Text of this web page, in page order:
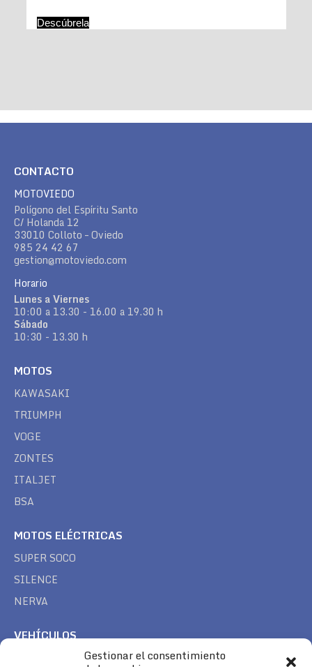
Gestionar el consentimiento
Descúbrela
CONTACTO
MOTOVIEDO
Polígono del Espíritu Santo
C/ Holanda 12
33010 Colloto – Oviedo
985 24 42 67
gestion@motoviedo.com
Horario
Lunes a Viernes
10:00 a 13.30 - 16.00 a 19.30 h
Sábado
10:30 - 13.30 h
MOTOS
KAWASAKI
TRIUMPH
VOGE
ZONTES
ITALJET
BSA
MOTOS ELÉCTRICAS
SUPER SOCO
SILENCE
NERVA
VEHÍCULOS